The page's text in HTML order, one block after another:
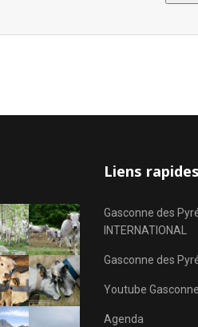
Liens rapides
Gasconne des
INTERNATIONAL
Gasconne des
Youtube
Agenda